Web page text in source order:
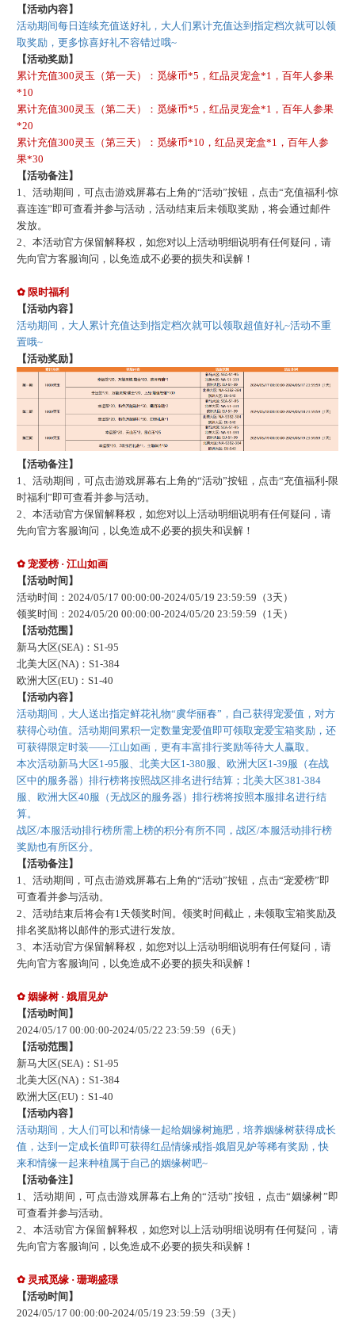
【活动内容】
活动期间每日连续充值送好礼，大人们累计充值达到指定档次就可以领
取奖励，更多惊喜好礼不容错过哦~
【活动奖励】
累计充值300灵玉（第一天）：觅缘币*5，红品灵宠盒*1，百年人参果
*10
累计充值300灵玉（第二天）：觅缘币*5，红品灵宠盒*1，百年人参果
*20
累计充值300灵玉（第三天）：觅缘币*10，红品灵宠盒*1，百年人参
果*30
【活动备注】
1、活动期间，可点击游戏屏幕右上角的“活动”按钮，点击“充值福利-惊
喜连连”即可查看并参与活动 ， 活动结束后未领取奖励，将会通过邮件
发放。
2、本活动官方保留解释权，如您对以上活动明细说明有任何疑问，请
先向官方客服询问，以免造成不必要的损失和误解！
✿ 限时福利
【活动内容】
活动期间，大人累计充值达到指定档次就可以领取超值好礼~活动不重
置哦~
【活动奖励】
【活动备注】
1、活动期间，可点击游戏屏幕右上角的“活动”按钮，点击“充值福利-限
时福利”即可查看并参与活动。
2、本活动官方保留解释权，如您对以上活动明细说明有任何疑问，请
先向官方客服询问，以免造成不必要的损失和误解！
✿ 宠爱榜 · 江山如画
【活动时间】
活动时间： 2024/05/17 00:00:00-2024/05/19 23:59:59 （3天）
领奖时间： 2024/05/20 00:00:00-2024/05/20 23:59:59 （ 1天）
【活动范围】
新马大区(SEA)：S1-95
北美大区(NA)：S1-384
欧洲大区(EU)：S1-40
【活动内容】
活动期间，大人送出指定鲜花礼物“虞华丽春”，自己获得宠爱值，对方
获得心动值。活动期间累积一定数量宠爱值即可领取宠爱宝箱奖励，还
可获得限定时装——江山如画，更有丰富排行奖励等待大人赢取。
本次活动新马大区1-95服、北美大区1-380服、欧洲大区1-39服（在战
区中的服务器）排行榜将按照战区排名进行结算；北美大区381-384
服、欧洲大区40服（无战区的服务器）排行榜将按照本服排名进行结
算。
战区/本服活动排行榜所需上榜的积分有所不同，战区/本服活动排行榜
奖励也有所区分。
【活动备注】
1、活动期间，可点击游戏屏幕右上角的“活动”按钮，点击“宠爱榜”即
可查看并参与活动。
2、活动结束后将会有1天领奖时间。领奖时间截止，未领取宝箱奖励及
排名奖励将以邮件的形式进行发放。
3、本活动官方保留解释权，如您对以上活动明细说明有任何疑问，请
先向官方客服询问，以免造成不必要的损失和误解！
✿ 姻缘树 · 娥眉见妒
【活动时间】
2024/05/17 00:00:00-2024/05/22 23:59:59 （6天）
【活动范围】
新马大区(SEA)：S1-95
北美大区(NA)：S1-384
欧洲大区(EU)：S1-40
【活动内容】
活动期间，大人们可以和情缘一起给姻缘树施肥，培养姻缘树获得成长
值，达到一定成长值即可获得红品情缘戒指-娥眉见妒等稀有奖励，快
来和情缘一起来种植属于自己的姻缘树吧~
【活动备注】
1、活动期间，可点击游戏屏幕右上角的“活动”按钮，点击“姻缘树”即
可查看并参与活动。
2、本活动官方保留解释权，如您对以上活动明细说明有任何疑问，请
先向官方客服询问，以免造成不必要的损失和误解！
✿ 灵戒觅缘 · 珊瑚盛璟
【活动时间】
2024/05/17 00:00:00-2024/05/19 23:59:59 （3天）